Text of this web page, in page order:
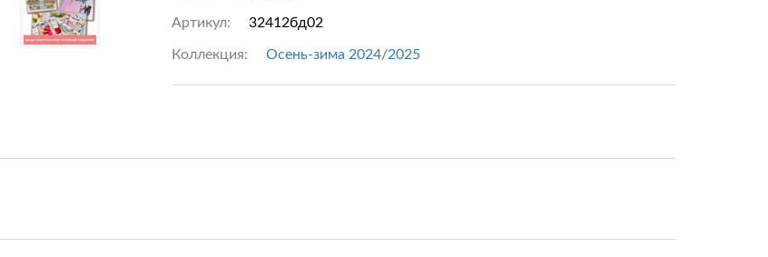
Артикул: 32412бд02
Коллекция: Осень-зима 2024/2025